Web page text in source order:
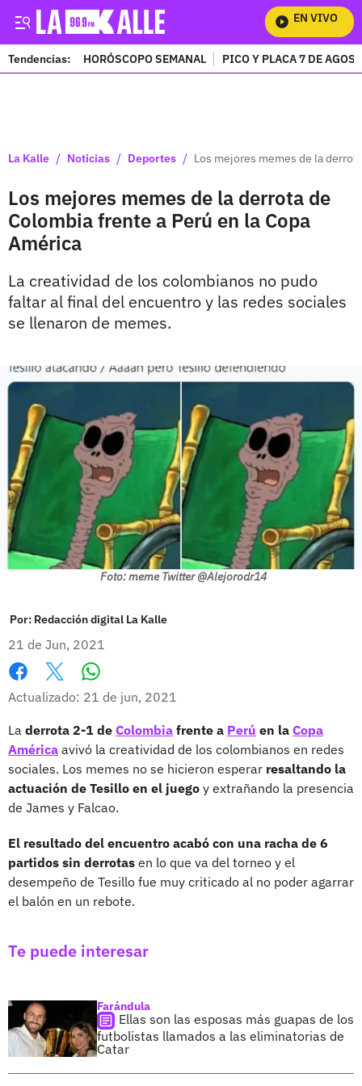
EN VIVO
Tendencias: HORÓSCOPO SEMANAL PICO Y PLACA 7 DE
La Kalle / Noticias / Deportes / Los mejores memes de la
Los mejores memes de la derrota de
Colombia frente a Perú en la Copa
América
La creatividad de los colombianos no pudo
faltar al final del encuentro y las redes sociales
se llenaron de memes.
Foto: meme Twitter @Alejorodr14
Por: Redacción digital La Kalle
21 de Jun, 2021
Facebook
X
Actualizado: 21 de jun, 2021
La derrota 2-1 de Colombia frente a Perú en la Copa
América avivó la creatividad de los colombianos en redes
sociales. Los memes no se hicieron esperar resaltando la
actuación de Tesillo en el juego y extrañando la presencia
de James y Falcao.
El resultado del encuentro acabó con una racha de 6
partidos sin derrotas en lo que va del torneo y el
desempeño de Tesillo fue muy criticado al no poder agarrar
el balón en un rebote.
Te puede interesar
Farándula
Ellas son las esposas más guapas de los
futbolistas llamados a las eliminatorias de
Catar